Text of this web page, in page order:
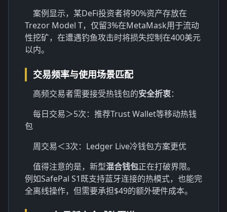
案例显示，某DeFi投资者将90%资产存放在
Trezor Model T，仅留3%在MetaMask用于流动
性挖矿，在遭遇钓鱼攻击时将损失控制在400美元
以内。
交易频率与使用场景匹配
高频交易者需要接受热钱包的安全折衷：
每日交易＞5次：推荐Trust Wallet等移动热钱
包
周交易＜3次：Ledger Live冷钱包方案更优
值得注意的是，新型混合钱包正在打破界限。
例如SafePal S1既支持蓝牙连接的热模式，也能完
全离线操作，但需要承担$49的额外硬件成本。